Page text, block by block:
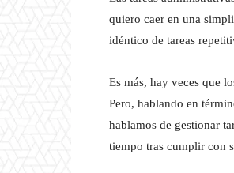
quiero caer en una
idéntico de tareas
Es más, hay veces que
Pero, hablando en
hablamos de gestionar
tiempo tras cumplir con